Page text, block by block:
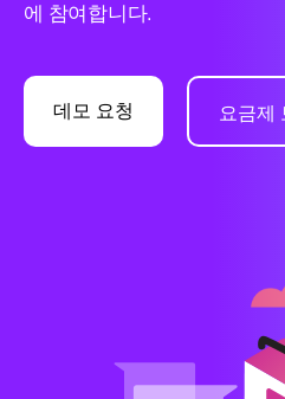
에 참여합니다.
데모 요청 요금제